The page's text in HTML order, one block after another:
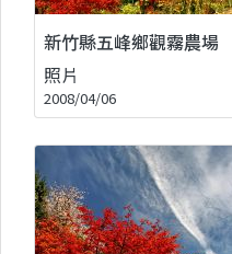
新竹縣五峰鄉觀霧農場
照片
2008/04/06